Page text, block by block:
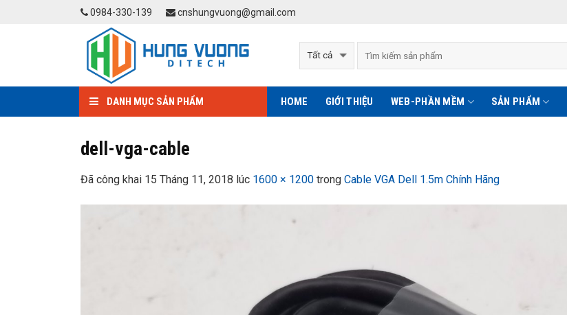
0984-330-139 cnshungvuong@gmail.com
DANH MỤC SẢN PHẨM HOME GIỚI THIỆU WEB-PHẦN MỀM SẢN PHẨM
dell-vga-cable
Đã công khai 15 Tháng 11, 2018 lúc 1600 × 1200 trong Cable VGA Dell 1.5m Chính Hãng